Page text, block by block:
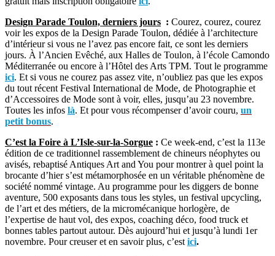
Design Parade Toulon, derniers jours : Courez, courez, courez
voir les expos de la Design Parade Toulon, dédiée à l’architecture
d’intérieur si vous ne l’avez pas encore fait, ce sont les derniers
jours. À l’Ancien Evêché, aux Halles de Toulon, à l’école Camondo
Méditerranée ou encore à l’Hôtel des Arts TPM. Tout le programme
ici. Et si vous ne courez pas assez vite, n’oubliez pas que les expos
du tout récent Festival International de Mode, de Photographie et
d’Accessoires de Mode sont à voir, elles, jusqu’au 23 novembre.
Toutes les infos là. Et pour vous récompenser d’avoir couru, un
petit bonus.
C’est la Foire à L’Isle-sur-la-Sorgue : Ce week-end, c’est la 113e
édition de ce traditionnel rassemblement de chineurs néophytes ou
avisés, rebaptisé Antiques Art and You pour montrer à quel point la
brocante d’hier s’est métamorphosée en un véritable phénomène de
société nommé vintage. Au programme pour les diggers de bonne
aventure, 500 exposants dans tous les styles, un festival upcycling,
de l’art et des métiers, de la micromécanique horlogère, de
l’expertise de haut vol, des expos, coaching déco, food truck et
bonnes tables partout autour. Dès aujourd’hui et jusqu’à lundi 1er
novembre. Pour creuser et en savoir plus, c’est ici.